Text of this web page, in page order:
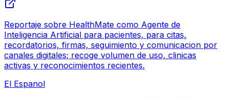
Reportaje sobre HealthMate como Agente de
Inteligencia Artificial para pacientes, para citas,
recordatorios, firmas, seguimiento y comunicacion por
canales digitales; recoge volumen de uso, clinicas
activas y reconocimientos recientes.
El Espanol